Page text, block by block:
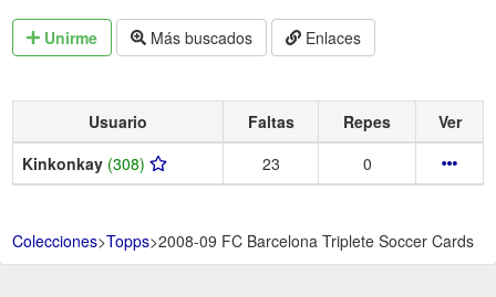
Unirme Más buscados Enlaces
Usuario Faltas Repes
Ver
Kinkonkay (308) 23 0
Colecciones>Topps>2008-09 FC Barcelona Triplete Soccer Cards